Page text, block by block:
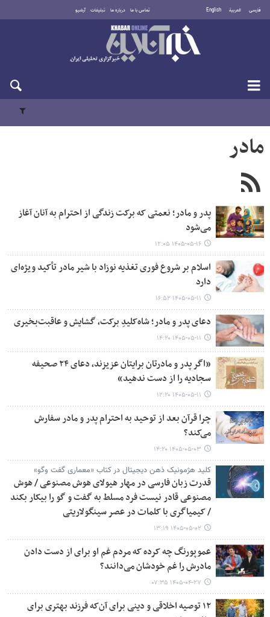
فارسی العربية English تماس با ما درباره ما تبلیغات آرشیو
دوشنبه ۱۹ مرداد ۱۴۰۵
مادر
پدر و مادر؛ نعمتی که برکت زندگی از احترام به آنان آغاز
می‌شود
۱۴۰۵-۰۵-۱۶ ۱۲:۰۵
اسلام بر شروع فوری تغذیه نوزاد با شیر مادر تأکید ویژه‌ای
دارد
۱۴۰۵-۰۵-۱۱ ۱۶:۵۲
دعای پدر و مادر؛ شاه‌کلیدِ برکت، گشایش و عاقبت‌بخیری
۱۴۰۵-۰۵-۱۱ ۱۴:۲۰
«اگر پدر و مادرتان برایتان عزیزند، دعای ۲۴ صحیفه
سجادیه را از دست ندهید»
۱۴۰۵-۰۵-۱۱ ۱۲:۲۰
چرا قرآن بعد از توحید به احترام پدر و مادر سفارش
می‌کند؟
۱۴۰۵-۰۵-۰۳ ۱۴:۲۰
کلید هژمونیک ذهن دیجیتال در کتاب «معماری گفت وگو»
قدرت زبان فارسی در مهار هیولای هوش مصنوعی / هوش
مصنوعی قادر نیست فرد مسلط به گفت و گو را بیکار بکند
/ کیمیاگری با کلمات در عصر سینگولاریتی
۱۴۰۵-۰۵-۰۲ ۱۳:۱۹
عموپورنگ چه کرده که مردم غم او برای از دست دادن
مادرش را غم خودشان می‌دانند؟
۱۴۰۵-۰۴-۲۷ ۰۷:۳۵
۱۲ توصیه اخلاقی و دینی برای آن‌که فرزند بهتری برای